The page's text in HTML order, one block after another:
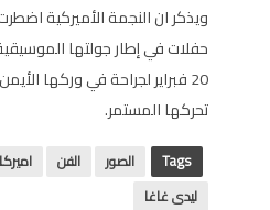
ويذكر ان النجمة الأميركية
حفلات في إطار جولتها
20 فبراير لجراحة في وركها
تحركها المستمر.
Tags الصور الفن اميركا
ليدى غاغا